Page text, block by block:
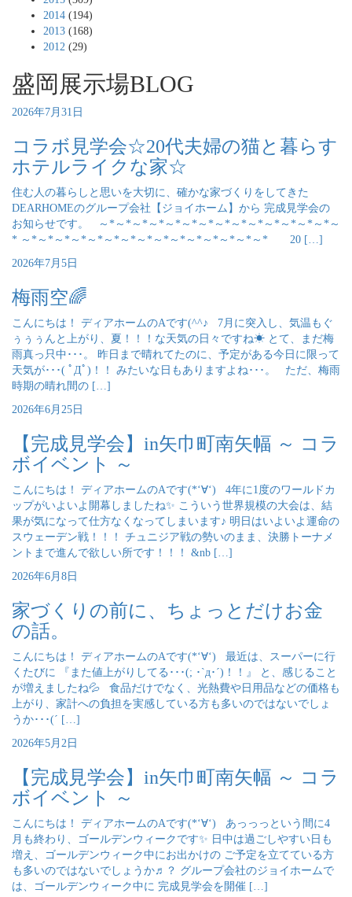
2014 (194)
2013 (168)
2012 (29)
盛岡展示場BLOG
2026年7月31日
コラボ見学会☆20代夫婦の猫と暮らす
ホテルライクな家☆
住む人の暮らしと思いを大切に、確かな家づくりをしてきた
DEARHOMEのグループ会社【ジョイホーム】から 完成見学会の
お知らせです。 ～*～*～*～*～*～*～*～*～*～*～*～*～*～*～
* ～*～*～*～*～*～*～*～*～*～*～*～*～*～*～* 20 […]
2026年7月5日
梅雨空🌈
こんにちは！ ディアホームのAです(^^♪ 7月に突入し、気温もぐ
ぅぅぅんと上がり、夏！！！な天気の日々ですね☀ とて、まだ梅
雨真っ只中･･･。 昨日まで晴れてたのに、予定がある今日に限って
天気が･･･( ﾟДﾟ)！！ みたいな日もありますよね･･･。 ただ、梅雨
時期の晴れ間の […]
2026年6月25日
【完成見学会】in矢巾町南矢幅 ～ コラ
ボイベント ～
こんにちは！ ディアホームのAです(*‘∀‘) 4年に1度のワールドカ
ップがいよいよ開幕しましたね✨ こういう世界規模の大会は、結
果が気になって仕方なくなってしまいます♪ 明日はいよいよ運命の
スウェーデン戦！！！ チュニジア戦の勢いのまま、決勝トーナメ
ントまで進んで欲しい所です！！！ &nb […]
2026年6月8日
家づくりの前に、ちょっとだけお金
の話。
こんにちは！ ディアホームのAです(*‘∀‘) 最近は、スーパーに行
くたびに 『また値上がりしてる･･･(; ･`д･´)！！』 と、感じること
が増えましたね💦 食品だけでなく、光熱費や日用品などの価格も
上がり、家計への負担を実感している方も多いのではないでしょ
うか･･･(´ […]
2026年5月2日
【完成見学会】in矢巾町南矢幅 ～ コラ
ボイベント ～
こんにちは！ ディアホームのAです(*‘∀‘) あっっっという間に4
月も終わり、ゴールデンウィークです✨ 日中は過ごしやすい日も
増え、ゴールデンウィーク中にお出かけの ご予定を立てている方
も多いのではないでしょうか♬？ グループ会社のジョイホームで
は、ゴールデンウィーク中に 完成見学会を開催 […]